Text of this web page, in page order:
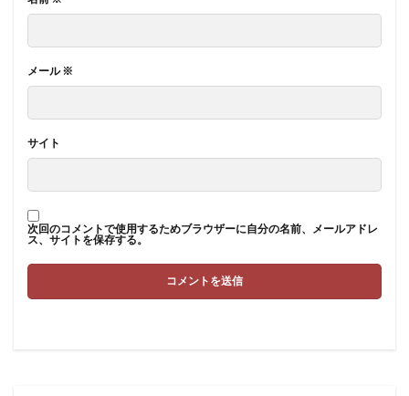
メール※
サイト
次回のコメントで使用するためブラウザーに自分の名前、メールアドレ
ス、サイトを保存する。